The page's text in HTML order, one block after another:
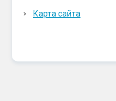
Карта сайта